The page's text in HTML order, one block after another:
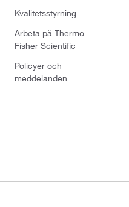
Kvalitetsstyrning
Arbeta på Thermo
Fisher Scientific
Policyer och
meddelanden